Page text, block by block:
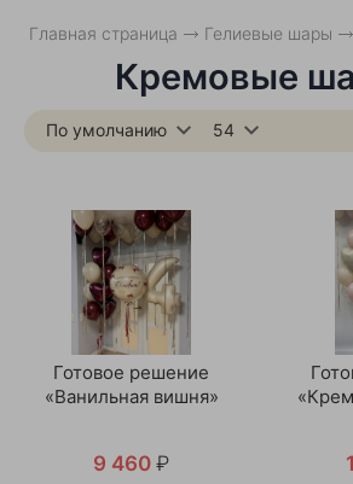
Главная страница Гелиевые шары
Кремовые
По умолчанию 54
Готовое решение
«Ванильная вишня»
9 460 ₽